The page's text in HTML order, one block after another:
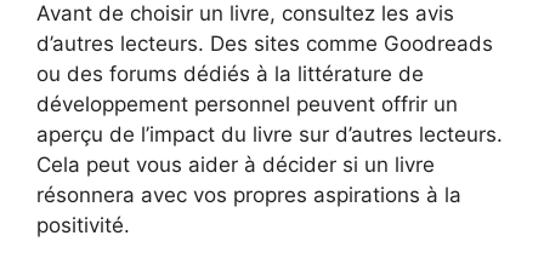
Avant de choisir un livre, consultez les avis
d’autres lecteurs. Des sites comme Goodreads
ou des forums dédiés à la littérature de
développement personnel peuvent offrir un
aperçu de l’impact du livre sur d’autres lecteurs.
Cela peut vous aider à décider si un livre
résonnera avec vos propres aspirations à la
positivité.